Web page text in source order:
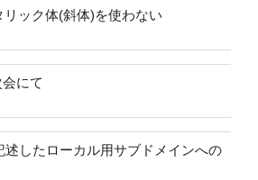
リック体(斜体)を使わない
にて
述したローカル用サブドメインへの